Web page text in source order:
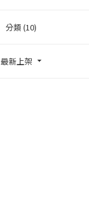
分類 (10)
最新上架